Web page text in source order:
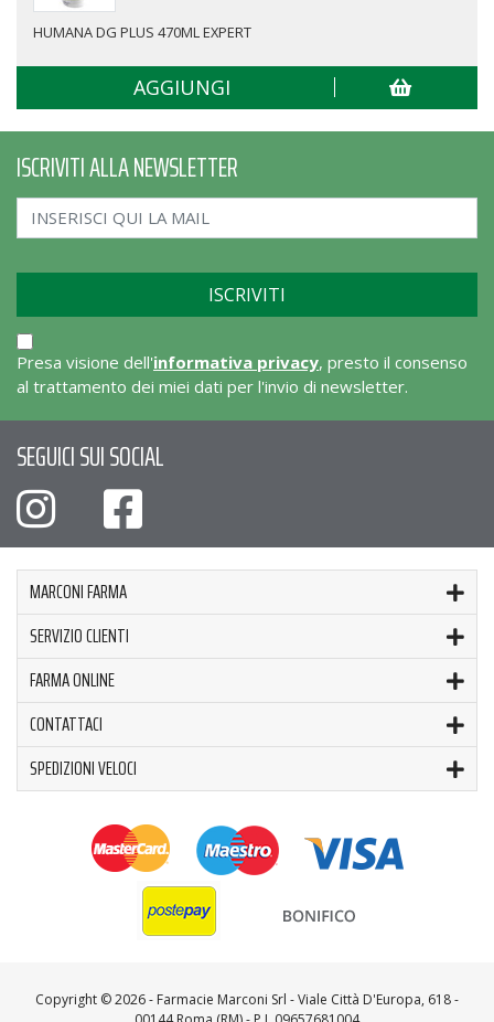
HUMANA DG PLUS 470ML EXPERT
AGGIUNGI
ISCRIVITI ALLA NEWSLETTER
Presa visione dell'informativa privacy, presto il consenso
al trattamento dei miei dati per l'invio di newsletter.
SEGUICI SUI SOCIAL
MARCONI FARMA
SERVIZIO CLIENTI
FARMA ONLINE
CONTATTACI
SPEDIZIONI VELOCI
Copyright ©2026 - Farmacie Marconi Srl - Viale Città D'Europa, 618 -